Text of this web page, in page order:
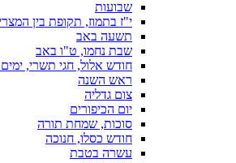
שבועות
י"ז בתמוז, תקופת בין
תשעה באב
שבת נחמו, ט"ו באב
חודש אלול, חגי תשרי, ימים
ראש השנה
צום גדליה
יום הכיפורים
סוכות, שמחת תורה
חודש כסלו, חנוכה
עשרה בטבת